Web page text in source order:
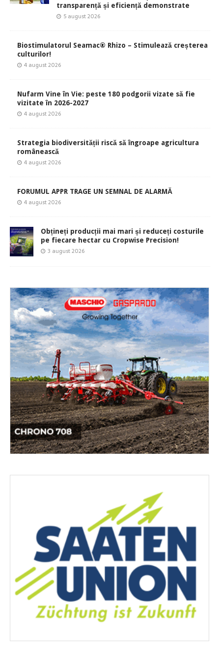
transparență și eficiență demonstrate
5 august 2026
Biostimulatorul Seamac® Rhizo – Stimulează creșterea
culturilor!
4 august 2026
Nufarm Vine în Vie: peste 180 podgorii vizate să fie
vizitate în 2026-2027
4 august 2026
Strategia biodiversității riscă să îngroape agricultura
românească
4 august 2026
FORUMUL APPR TRAGE UN SEMNAL DE ALARMĂ
4 august 2026
Obțineți producții mai mari și reduceți costurile
pe fiecare hectar cu Cropwise Precision!
3 august 2026